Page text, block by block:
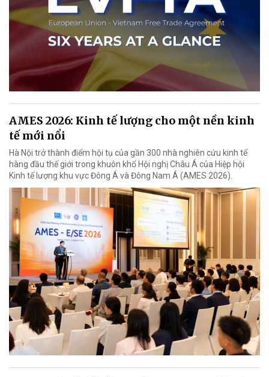
AMES 2026: Kinh tế lượng cho một nền kinh
tế mới nổi
Hà Nội trở thành điểm hội tụ của gần 300 nhà nghiên cứu kinh tế
hàng đầu thế giới trong khuôn khổ Hội nghị Châu Á của Hiệp hội
Kinh tế lượng khu vực Đông Á và Đông Nam Á (AMES 2026).